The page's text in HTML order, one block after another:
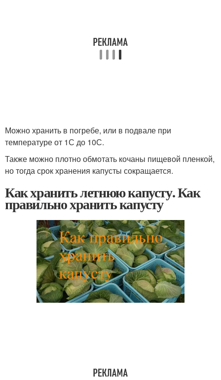
Можно хранить в погребе, или в подвале при
температуре от 1С до 10С.
Также можно плотно обмотать кочаны пищевой пленкой,
но тогда срок хранения капусты сокращается.
Как хранить летнюю капусту. Как
правильно хранить капусту